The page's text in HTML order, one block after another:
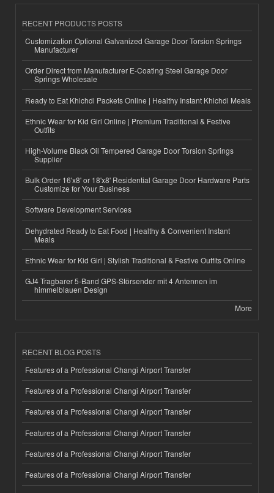
RECENT PRODUCTS POSTS
Customization Optional Galvanized Garage Door Torsion Springs
Manufacturer
Order Direct from Manufacturer E-Coating Steel Garage Door
Springs Wholesale
Ready to Eat Khichdi Packets Online | Healthy Instant Khichdi Meals
Ethnic Wear for Kid Girl Online | Premium Traditional & Festive
Outfits
High-Volume Black Oil Tempered Garage Door Torsion Springs
Supplier
Bulk Order 16'x8' or 18'x8' Residential Garage Door Hardware Parts
Customize for Your Business
Software Development Services
Dehydrated Ready to Eat Food | Healthy & Convenient Instant
Meals
Ethnic Wear for Kid Girl | Stylish Traditional & Festive Outfits Online
GJ4 Tragbarer 5-Band GPS-Störsender mit 4 Antennen im
himmelblauen Design
More
RECENT BLOG POSTS
Features of a Professional Changi Airport Transfer
Features of a Professional Changi Airport Transfer
Features of a Professional Changi Airport Transfer
Features of a Professional Changi Airport Transfer
Features of a Professional Changi Airport Transfer
Features of a Professional Changi Airport Transfer